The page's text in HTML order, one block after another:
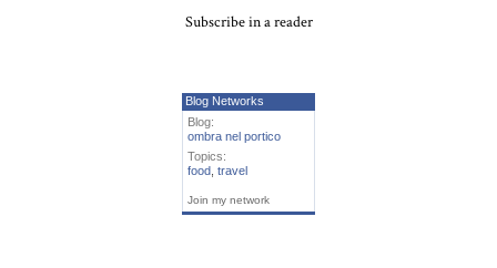
Subscribe in a reader
Blog Networks
Blog:
ombra nel portico
Topics:
food travel
Join my network